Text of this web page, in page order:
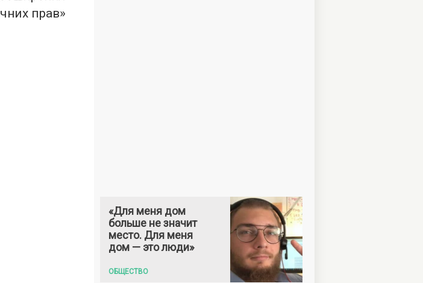
прав»
«Для меня дом
больше не значит
место. Для меня
дом — это люди»
ОБЩЕСТВО